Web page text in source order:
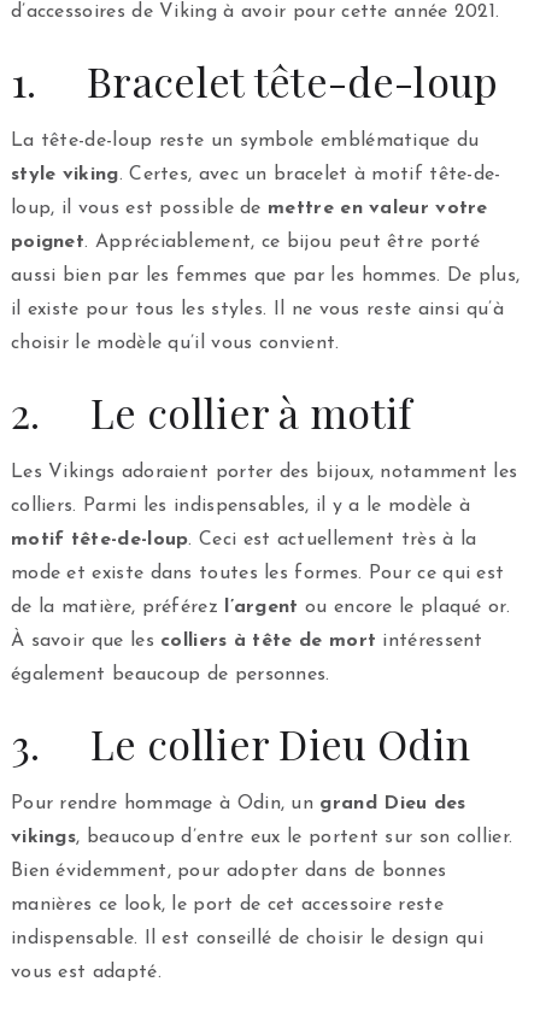
d’accessoires de Viking à avoir pour cette année 2021.
1. Bracelet tête-de-loup
La tête-de-loup reste un symbole emblématique du
style viking. Certes, avec un bracelet à motif tête-de-
loup, il vous est possible de mettre en valeur votre
poignet. Appréciablement, ce bijou peut être porté
aussi bien par les femmes que par les hommes. De plus,
il existe pour tous les styles. Il ne vous reste ainsi qu’à
choisir le modèle qu’il vous convient.
2. Le collier à motif
Les Vikings adoraient porter des bijoux, notamment les
colliers. Parmi les indispensables, il y a le modèle à
motif tête-de-loup. Ceci est actuellement très à la
mode et existe dans toutes les formes. Pour ce qui est
de la matière, préférez
l’argent ou encore le plaqué or.
À savoir que les colliers à tête de mort intéressent
également beaucoup de personnes.
3. Le collier Dieu Odin
Pour rendre hommage à Odin, un grand Dieu des
vikings, beaucoup d’entre eux le portent sur son collier.
Bien évidemment, pour adopter dans de bonnes
manières ce look, le port de cet accessoire reste
indispensable. Il est conseillé de choisir le design qui
vous est adapté.